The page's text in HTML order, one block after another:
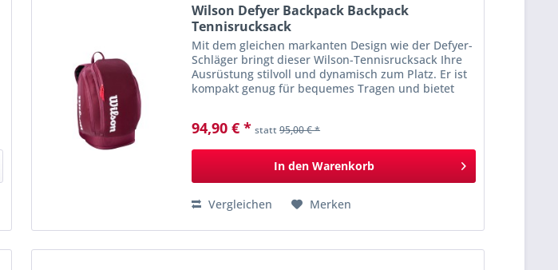
Wilson Defyer Backpack Backpack
Tennisrucksack
Mit dem gleichen markanten Design wie der Defyer-
Schläger bringt dieser Wilson-Tennisrucksack Ihre
Ausrüstung stilvoll und dynamisch zum Platz. Er ist
kompakt genug für bequemes Tragen und bietet
94,90 € * statt95,00 € *
In den Warenkorb
Vergleichen Merken